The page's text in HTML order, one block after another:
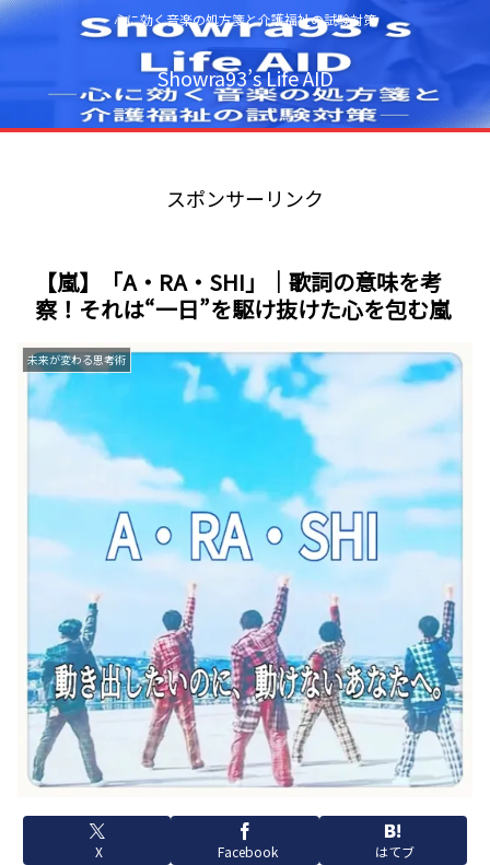
心に効く音楽の処方箋と介護福祉の試験対策
Showra93’s Life AID
スポンサーリンク
【嵐】「A・RA・SHI」｜歌詞の意味を考
察！それは“一日”を駆け抜けた心を包む嵐
未来が変わる思考術
X Facebook はてブ